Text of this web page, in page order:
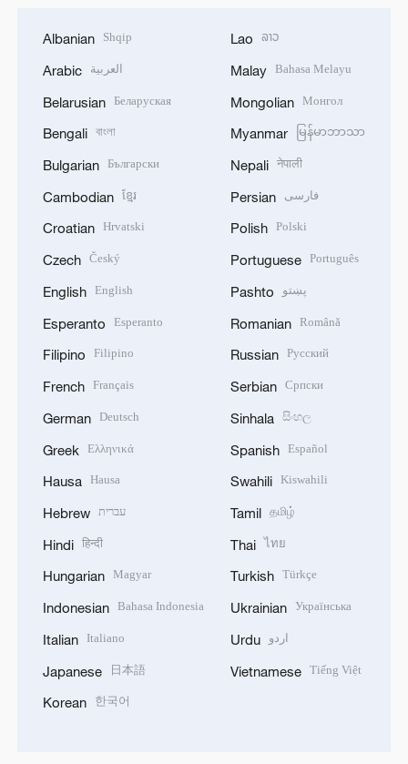
Albanian Shqip
Arabic العربية
Belarusian Беларуская
Bengali বাংলা
Bulgarian Български
Cambodian ខ្មែរ
Croatian Hrvatski
Czech Český
English English
Esperanto Esperanto
Filipino Filipino
French Français
German Deutsch
Greek Ελληνικά
Hausa Hausa
Hebrew עברית
Hindi हिन्दी
Hungarian Magyar
Indonesian Bahasa Indonesia
Italian Italiano
Japanese 日本語
Korean 한국어
Lao ລາວ
Malay Bahasa Melayu
Mongolian Монгол
Myanmar မြန်မာဘာသာ
Nepali नेपाली
Persian فارسی
Polish Polski
Portuguese Português
Pashto پښتو
Romanian Română
Russian Русский
Serbian Српски
Sinhala සිංහල
Spanish Español
Swahili Kiswahili
Tamil தமிழ்
Thai ไทย
Turkish Türkçe
Ukrainian Українська
Urdu اردو
Vietnamese Tiếng Việt